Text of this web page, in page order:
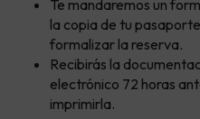
Te mandaremos un
la copia de tu
formalizar la reserva.
Recibirás la
electrónico 72 horas
imprimirla.